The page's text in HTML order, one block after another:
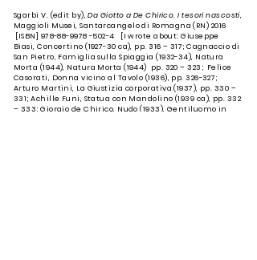
Sgarbi V. (edit by),Da Giotto a De Chirico. I tesori nascosti,
Maggioli Musei, Santarcangelo di Romagna (RN) 2016
[ISBN] 978-88-9978 -502-4 [I wrote about: Giuseppe
Biasi, Concertino (1927-30 ca), pp. 316 – 317; Cagnaccio di
San Pietro, Famiglia sulla Spiaggia (1932-34), Natura
Morta (1944), Natura Morta (1944) pp. 320 – 323; Felice
Casorati, Donna vicino al Tavolo (1936), pp. 326-327;
Arturo Martini, La Giustizia corporativa (1937), pp. 330 –
331; Achille Funi, Statua con Mandolino (1939 ca), pp. 332
– 333; Giorgio de Chirico, Nudo (1933), Gentiluomo in